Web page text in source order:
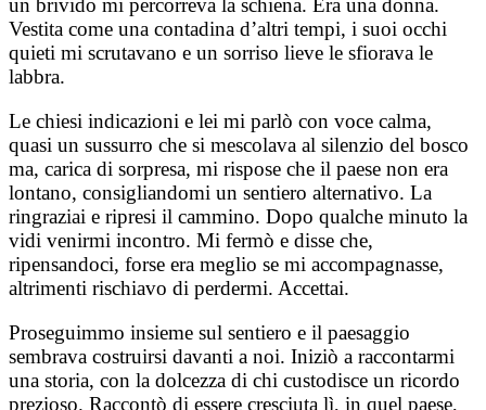
un brivido mi percorreva la schiena. Era una donna.
Vestita come una contadina d’altri tempi, i suoi occhi
quieti mi scrutavano e un sorriso lieve le sfiorava le
labbra.
Le chiesi indicazioni e lei mi parlò con voce calma,
quasi un sussurro che si mescolava al silenzio del bosco
ma, carica di sorpresa, mi rispose che il paese non era
lontano, consigliandomi un sentiero alternativo. La
ringraziai e ripresi il cammino. Dopo qualche minuto la
vidi venirmi incontro. Mi fermò e disse che,
ripensandoci, forse era meglio se mi accompagnasse,
altrimenti rischiavo di perdermi. Accettai.
Proseguimmo insieme sul sentiero e il paesaggio
sembrava costruirsi davanti a noi. Iniziò a raccontarmi
una storia, con la dolcezza di chi custodisce un ricordo
prezioso. Raccontò di essere cresciuta lì, in quel paese,